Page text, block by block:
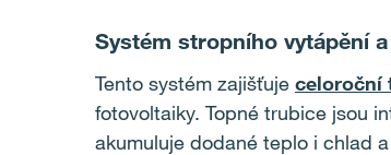
Systém stropního vytápění
Tento systém zajišťuje celoroční
fotovoltaiky. Topné trubice jsou
akumuluje dodané teplo i chlad